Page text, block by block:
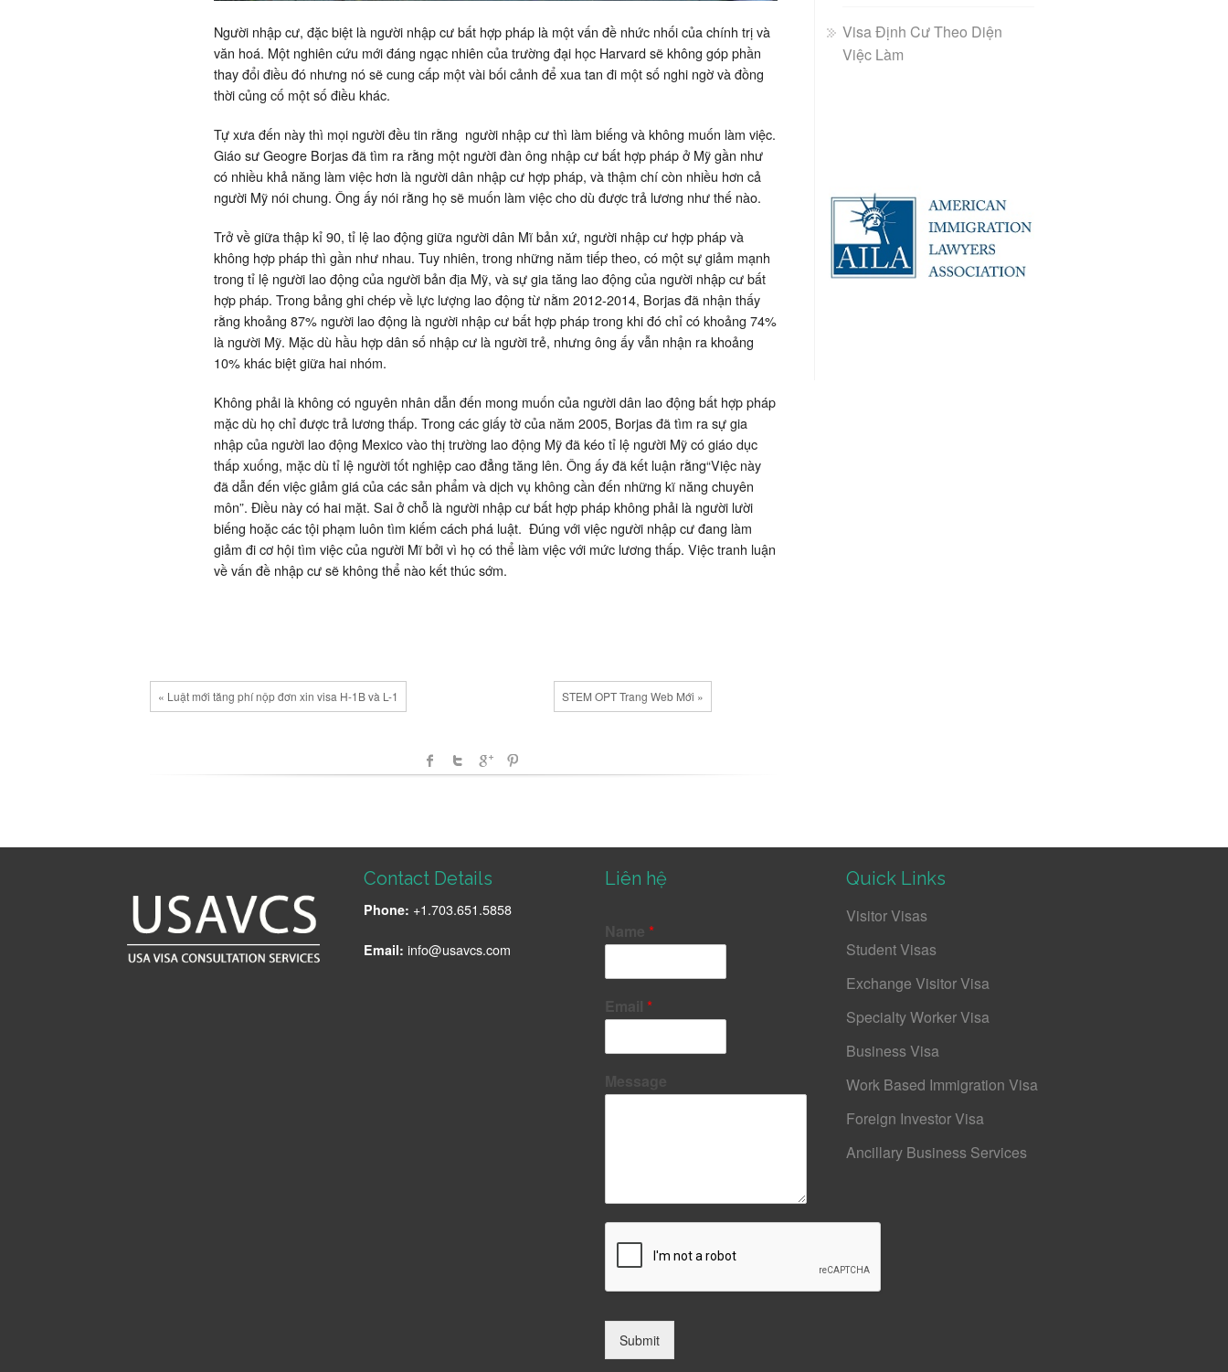
Người nhập cư, đặc biệt là người nhập cư bất hợp pháp là một vấn đề nhức nhối của chính trị và
văn hoá. Một nghiên cứu mới đáng ngạc nhiên của trường đại học Harvard sẽ không góp phần
thay đổi điều đó nhưng nó sẽ cung cấp một vài bối cảnh để xua tan đi một số nghi ngờ và đồng
thời củng cố một số điều khác.
Tự xưa đến này thì mọi người đều tin rằng người nhập cư thì làm biếng và không muốn làm việc.
Giáo sư Geogre Borjas đã tìm ra rằng một người đàn ông nhập cư bất hợp pháp ở Mỹ gần như
có nhiều khả năng làm việc hơn là người dân nhập cư hợp pháp, và thậm chí còn nhiều hơn cả
người Mỹ nói chung. Ông ấy nói rằng họ sẽ muốn làm việc cho dù được trả lương như thế nào.
Trở về giữa thập kỉ 90, tỉ lệ lao động giữa người dân Mĩ bản xứ, người nhập cư hợp pháp và
không hợp pháp thì gần như nhau. Tuy nhiên, trong những năm tiếp theo, có một sự giảm mạnh
trong tỉ lệ người lao động của người bản địa Mỹ, và sự gia tăng lao động của người nhập cư bất
hợp pháp. Trong bảng ghi chép về lực lượng lao động từ nằm 2012-2014, Borjas đã nhận thấy
rằng khoảng 87% người lao động là người nhập cư bất hợp pháp trong khi đó chỉ có khoảng 74%
là người Mỹ. Mặc dù hầu hợp dân số nhập cư là người trẻ, nhưng ông ấy vẫn nhận ra khoảng
10% khác biệt giữa hai nhóm.
Không phải là không có nguyên nhân dẫn đến mong muốn của người dân lao động bất hợp pháp
mặc dù họ chỉ được trả lương thấp. Trong các giấy tờ của năm 2005, Borjas đã tìm ra sự gia
nhập của người lao động Mexico vào thị trường lao động Mỹ đã kéo tỉ lệ người Mỹ có giáo dục
thấp xuống, mặc dù tỉ lệ người tốt nghiệp cao đẳng tăng lên. Ông ấy đã kết luận rằng“Việc này
đã dẫn đến việc giảm giá của các sản phẩm và dịch vụ không cần đến những kĩ năng chuyên
môn”. Điều này có hai mặt. Sai ở chỗ là người nhập cư bất hợp pháp không phải là người lười
biếng hoặc các tội phạm luôn tìm kiếm cách phá luật. Đúng với việc người nhập cư đang làm
giảm đi cơ hội tìm việc của người Mĩ bởi vì họ có thể làm việc với mức lương thấp. Việc tranh luận
về vấn đề nhập cư sẽ không thể nào kết thúc sớm.
« Luật mới tăng phí nộp đơn xin visa H-1B và L-1 STEM OPT Trang Web Mới »
Visa Định Cư Theo Diện
Việc Làm
Contact Details
Phone: +1.703.651.5858
Email: info@usavcs.com
Liên hệ
Name*
Email*
Submit
Quick Links
Visitor Visas
Student Visas
Exchange Visitor Visa
Specialty Worker Visa
Business Visa
Work Based Immigration Visa
Foreign Investor Visa
Ancillary Business Services